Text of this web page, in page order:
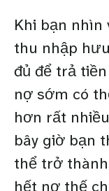
Khi bạn
thu nhập
đủ để trả
nợ sớm có
hơn rất
bây giờ bạn
thể trở
hết nợ thế